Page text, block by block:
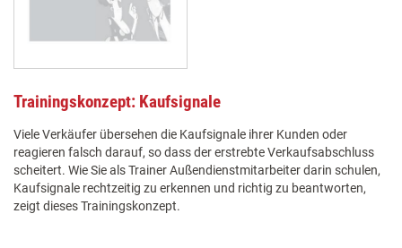
Trainingskonzept: Kaufsignale
Viele Verkäufer übersehen die Kaufsignale ihrer Kunden oder
reagieren falsch darauf, so dass der erstrebte Verkaufsabschluss
scheitert. Wie Sie als Trainer Außendienstmitarbeiter darin schulen,
Kaufsignale rechtzeitig zu erkennen und richtig zu beantworten,
zeigt dieses Trainingskonzept.